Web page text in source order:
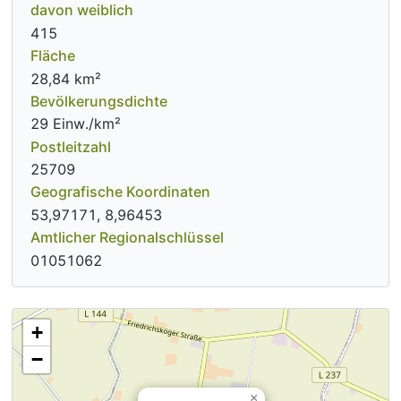
davon weiblich
415
Fläche
28,84 km²
Bevölkerungsdichte
29 Einw./km²
Postleitzahl
25709
Geografische Koordinaten
53,97171, 8,96453
Amtlicher Regionalschlüssel
01051062
×
+
−